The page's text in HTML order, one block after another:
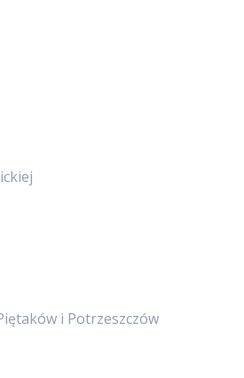
i Potrzeszczów